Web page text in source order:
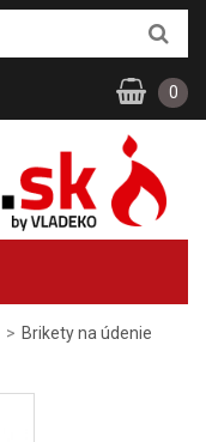
> Brikety na údenie
0